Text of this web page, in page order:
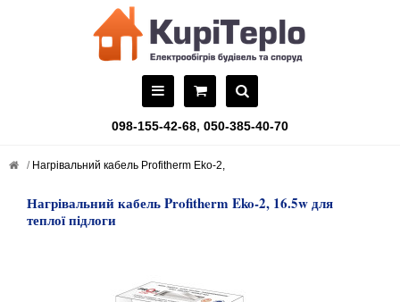
098-155-42-68, 050-385-40-70
Нагрівальний кабель Profitherm Eko-2,
Нагрівальний кабель Profitherm Eko-2, 16.5w для
теплої підлоги